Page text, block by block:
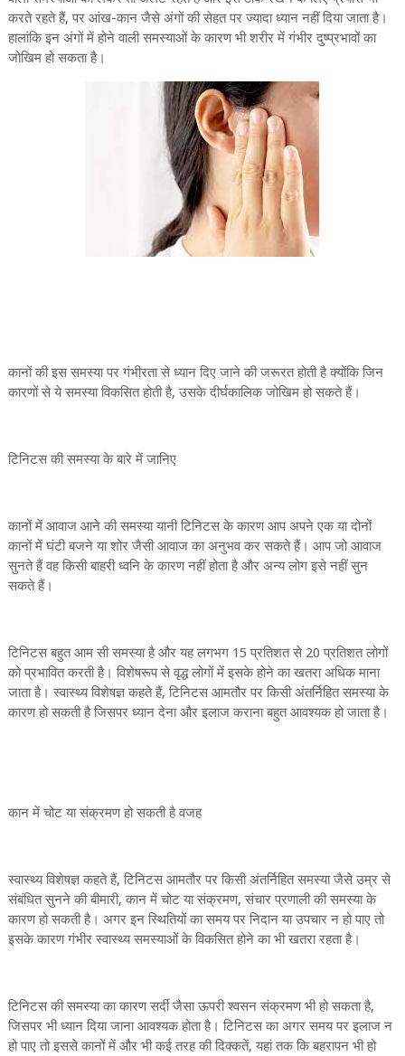
करते रहते हैं, पर आंख-कान जैसे अंगों की सेहत पर ज्यादा ध्यान नहीं दिया जाता है।
हालांकि इन अंगों में होने वाली समस्याओं के कारण भी शरीर में गंभीर दुष्प्रभावों का
जोखिम हो सकता है।
कानों की इस समस्या पर गंभीरता से ध्यान दिए जाने की जरूरत होती है क्योंकि जिन
कारणों से ये समस्या विकसित होती है, उसके दीर्घकालिक जोखिम हो सकते हैं।
टिनिटस की समस्या के बारे में जानिए
कानों में आवाज आने की समस्या यानी टिनिटस के कारण आप अपने एक या दोनों
कानों में घंटी बजने या शोर जैसी आवाज का अनुभव कर सकते हैं। आप जो आवाज
सुनते हैं वह किसी बाहरी ध्वनि के कारण नहीं होता है और अन्य लोग इसे नहीं सुन
सकते हैं।
टिनिटस बहुत आम सी समस्या है और यह लगभग 15 प्रतिशत से 20 प्रतिशत लोगों
को प्रभावित करती है। विशेषरूप से वृद्ध लोगों में इसके होने का खतरा अधिक माना
जाता है। स्वास्थ्य विशेषज्ञ कहते हैं, टिनिटस आमतौर पर किसी अंतर्निहित समस्या के
कारण हो सकती है जिसपर ध्यान देना और इलाज कराना बहुत आवश्यक हो जाता है।
कान में चोट या संक्रमण हो सकती है वजह
स्वास्थ्य विशेषज्ञ कहते हैं, टिनिटस आमतौर पर किसी अंतर्निहित समस्या जैसे उम्र से
संबंधित सुनने की बीमारी, कान में चोट या संक्रमण, संचार प्रणाली की समस्या के
कारण हो सकती है। अगर इन स्थितियों का समय पर निदान या उपचार न हो पाए तो
इसके कारण गंभीर स्वास्थ्य समस्याओं के विकसित होने का भी खतरा रहता है।
टिनिटस की समस्या का कारण सर्दी जैसा ऊपरी श्वसन संक्रमण भी हो सकता है,
जिसपर भी ध्यान दिया जाना आवश्यक होता है। टिनिटस का अगर समय पर इलाज न
हो पाए तो इससे कानों में और भी कई तरह की दिक्कतें, यहां तक कि बहरापन भी हो